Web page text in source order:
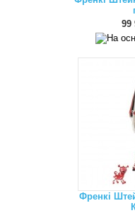
99
Френкі